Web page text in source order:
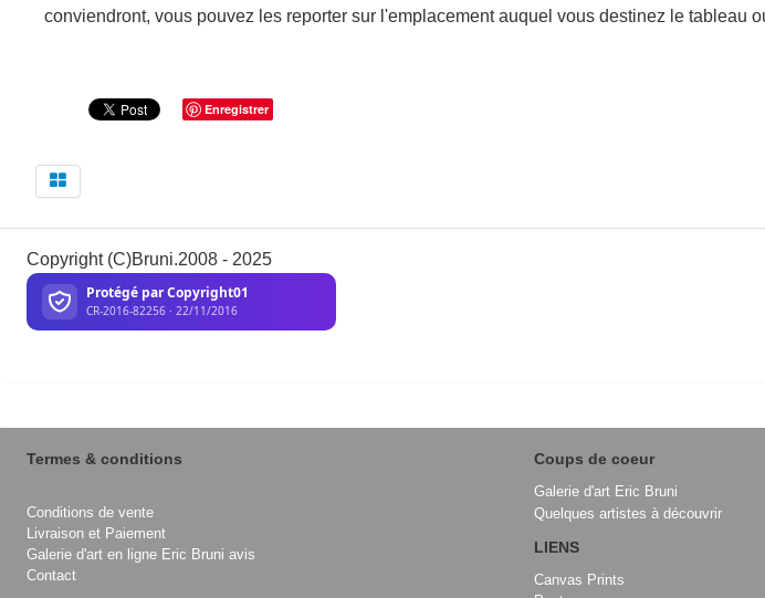
conviendront, vous pouvez les reporter sur l'emplacement auquel vous destinez le tableau
Enregistrer
Copyright (C)Bruni.2008 - 2025
Termes & conditions
Conditions de vente
Livraison et Paiement
Galerie d'art en ligne Eric Bruni avis
Contact
Coups de coeur
Galerie d'art Eric Bruni
Quelques artistes à découvrir
LIENS
Canvas Prints